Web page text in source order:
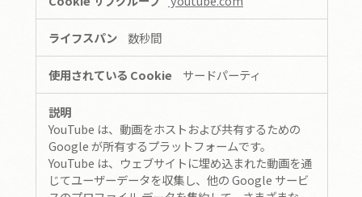
数秒間
サードパーティ
YouTube は、動画をホストおよび共有するための
Google が所有するプラットフォームです。
YouTube は、ウェブサイトに埋め込まれた動画を通
じてユーザーデータを収集し、他の Google サービ